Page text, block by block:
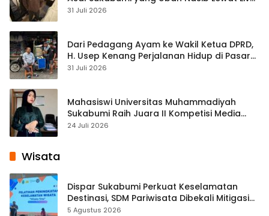
Streaming
31 Juli 2026
Dari Pedagang Ayam ke Wakil Ketua DPRD,
H. Usep Kenang Perjalanan Hidup di Pasar
Cisaat
31 Juli 2026
Mahasiswi Universitas Muhammadiyah
Sukabumi Raih Juara II Kompetisi Media
Pembelajaran Digital Tingkat Internasional
24 Juli 2026
Wisata
Dispar Sukabumi Perkuat Keselamatan
Destinasi, SDM Pariwisata Dibekali Mitigasi
hingga Teknik Evakuasi
5 Agustus 2026